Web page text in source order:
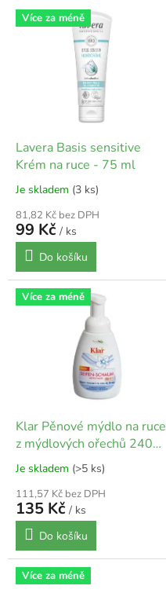
V Více za méně
Lavera Basis sensitive
Krém na ruce - 75 ml
Je skladem (3 ks)
81,82 Kč bez DPH
99 Kč / ks
Do košíku
Více za méně
Klar Pěnové mýdlo na ruce
z mýdlových ořechů 240
ml
Je skladem (>5 ks)
111,57 Kč bez DPH
135 Kč / ks
Do košíku
Více za méně